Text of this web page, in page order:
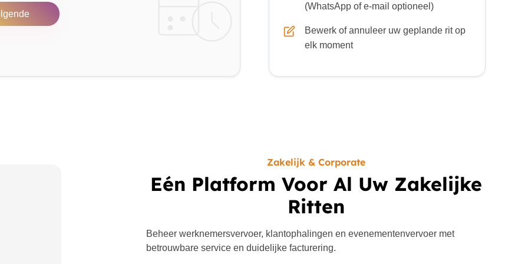
(WhatsApp of e-mail optioneel)
Bewerk of annuleer uw geplande rit op
elk moment
Zakelijk & Corporate
Eén Platform Voor Al Uw Zakelijke
Ritten
Beheer werknemersvervoer, klantophalingen en evenementenvervoer met
betrouwbare service en duidelijke facturering.